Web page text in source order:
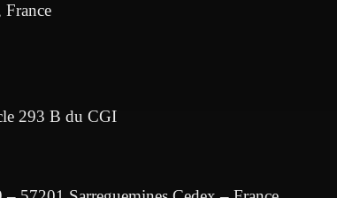
France
293 B du CGI